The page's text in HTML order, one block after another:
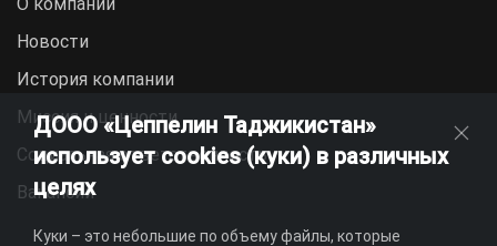
Новости
История компании
Миссия и ценности
Социальная ответственность
Вакансии
ДООО «Цеппелин Таджикистан»
использует cookies (куки) в различных
целях
Куки – это небольшие по объему файлы, которые